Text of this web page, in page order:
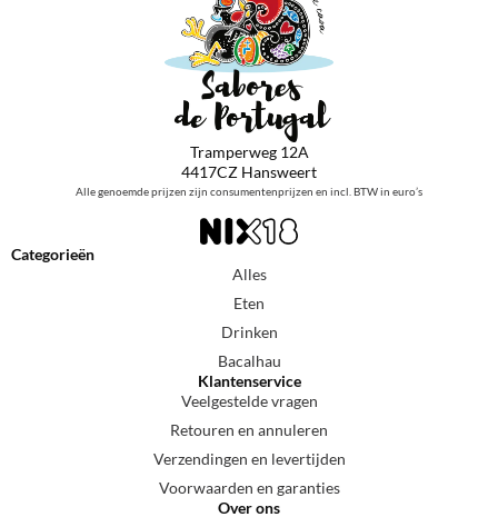
Tramperweg 12A
4417CZ Hansweert
Alle genoemde prijzen zijn consumentenprijzen en incl. BTW in euro’s
Categorieën
Alles
Eten
Drinken
Bacalhau
Klantenservice
Veelgestelde vragen
Retouren en annuleren
Verzendingen en levertijden
Voorwaarden en garanties
Over ons